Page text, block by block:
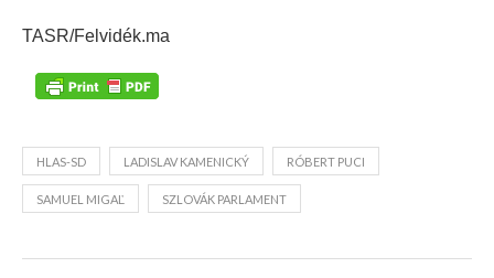
TASR/Felvidék.ma
HLAS-SD LADISLAV KAMENICKÝ RÓBERT PUCI
SAMUEL MIGAĽ SZLOVÁK PARLAMENT